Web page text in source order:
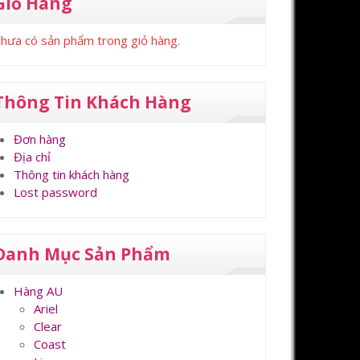
có sản phẩm trong giỏ hàng.
Tin Khách Hàng
Đơn hàng
Địa chỉ
Thông tin khách hàng
Lost password
Mục Sản Phẩm
Hàng AU
Ariel
Clear
Coast